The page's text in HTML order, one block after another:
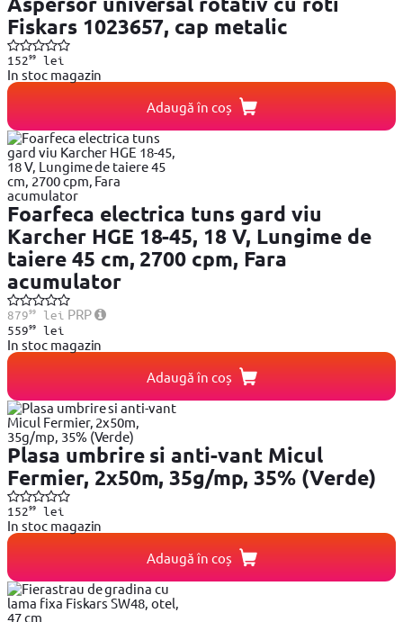
Fiskars 1023657, cap metalic
15299lei
In stoc magazin
Adaugă în coș
Foarfeca electrica tuns gard viu
Karcher HGE 18-45, 18 V, Lungime de
taiere 45 cm, 2700 cpm, Fara
acumulator
87999lei PRP
55999lei
In stoc magazin
Adaugă în coș
Plasa umbrire si anti-vant Micul
Fermier, 2x50m, 35g/mp, 35% (Verde)
15299lei
In stoc magazin
Adaugă în coș